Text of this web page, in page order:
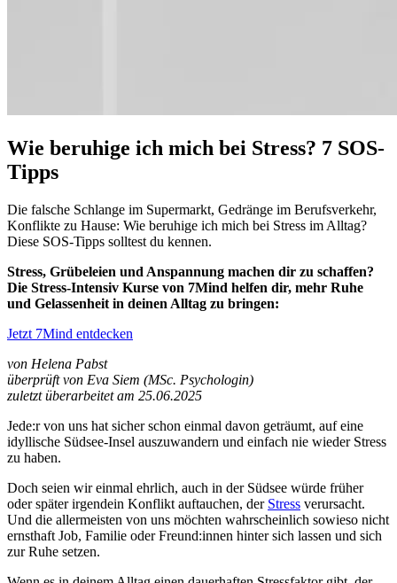
Wie beruhige ich mich bei Stress? 7 SOS-
Tipps
Die falsche Schlange im Supermarkt, Gedränge im Berufsverkehr,
Konflikte zu Hause: Wie beruhige ich mich bei Stress im Alltag?
Diese SOS-Tipps solltest du kennen.
Stress, Grübeleien und Anspannung machen dir zu schaffen?
Die Stress-Intensiv Kurse von 7Mind helfen dir, mehr Ruhe
und Gelassenheit in deinen Alltag zu bringen:
Jetzt 7Mind entdecken
von Helena Pabst
überprüft von Eva Siem (MSc. Psychologin)
zuletzt überarbeitet am 25.06.2025
Jede:r von uns hat sicher schon einmal davon geträumt, auf eine
idyllische Südsee-Insel auszuwandern und einfach nie wieder Stress
zu haben.
Doch seien wir einmal ehrlich, auch in der Südsee würde früher
oder später irgendein Konflikt auftauchen, der Stress verursacht.
Und die allermeisten von uns möchten wahrscheinlich sowieso nicht
ernsthaft Job, Familie oder Freund:innen hinter sich lassen und sich
zur Ruhe setzen.